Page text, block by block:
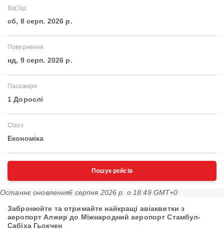
Від'їзд
сб, 8 серп. 2026 р.
Повернення
нд, 9 серп. 2026 р.
Пасажири
1 Дорослі
Class
Економіка
Пошук рейсів
Останнє оновлення6 серпня 2026 р. о 18:49 GMT+0
Забронюйте та отримайте найкращі авіаквитки з
аеропорт Алжир до Міжнародний аеропорт Стамбул-
Сабіха Гьокчен